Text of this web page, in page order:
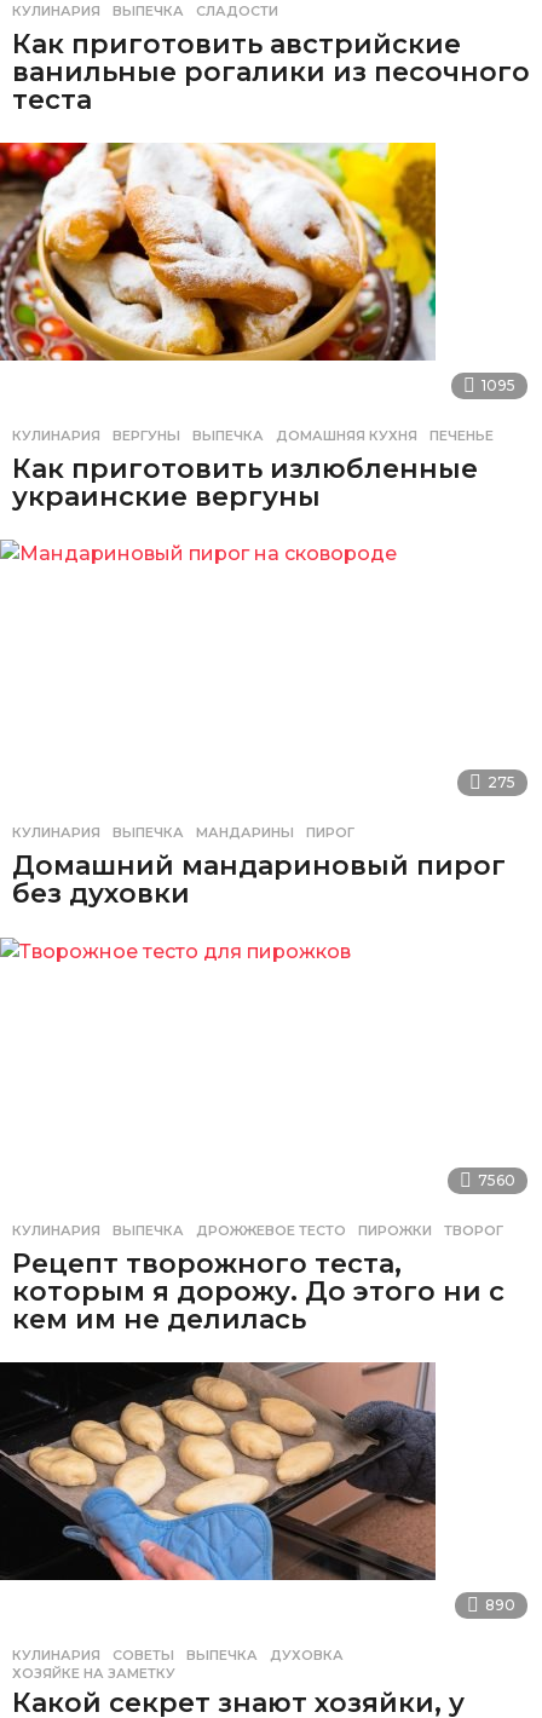
КУЛИНАРИЯ ВЫПЕЧКА ,СЛАДОСТИ
Как приготовить австрийские
ванильные рогалики из песочного
теста
1095
КУЛИНАРИЯ ВЕРГУНЫ ,ВЫПЕЧКА ,ДОМАШНЯЯ КУХНЯ ,ПЕЧЕНЬЕ
Как приготовить излюбленные
украинские вергуны
275
КУЛИНАРИЯ ВЫПЕЧКА ,МАНДАРИНЫ ,ПИРОГ
Домашний мандариновый пирог
без духовки
7560
КУЛИНАРИЯ ВЫПЕЧКА ,ДРОЖЖЕВОЕ ТЕСТО ,ПИРОЖКИ ,ТВОРОГ
Рецепт творожного теста,
которым я дорожу. До этого ни с
кем им не делилась
890
КУЛИНАРИЯ ,СОВЕТЫ ВЫПЕЧКА ,ДУХОВКА
ХОЗЯЙКЕ НА ЗАМЕТКУ
Какой секрет знают хозяйки, у